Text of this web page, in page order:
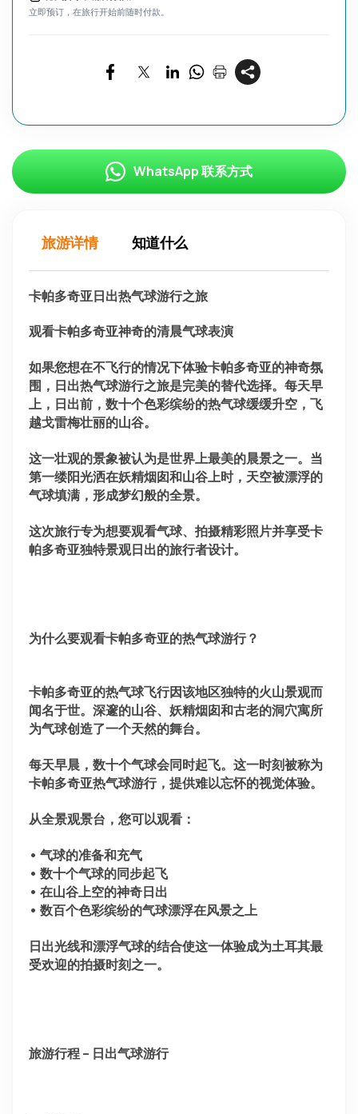
旅游详情 知道什么
卡帕多奇亚日出热气球游行之旅
观看卡帕多奇亚神奇的清晨气球表演
如果您想在不飞行的情况下体验卡帕多奇亚的神奇氛
围，日出热气球游行之旅是完美的替代选择。每天早
上，日出前，数十个色彩缤纷的热气球缓缓升空，飞
越戈雷梅壮丽的山谷。
这一壮观的景象被认为是世界上最美的晨景之一。当
第一缕阳光洒在妖精烟囱和山谷上时，天空被漂浮的
气球填满，形成梦幻般的全景。
这次旅行专为想要观看气球、拍摄精彩照片并享受卡
帕多奇亚独特景观日出的旅行者设计。
为什么要观看卡帕多奇亚的热气球游行？
卡帕多奇亚的热气球飞行因该地区独特的火山景观而
闻名于世。深邃的山谷、妖精烟囱和古老的洞穴寓所
为气球创造了一个天然的舞台。
每天早晨，数十个气球会同时起飞。这一时刻被称为
卡帕多奇亚热气球游行，提供难以忘怀的视觉体验。
从全景观景台，您可以观看：
• 气球的准备和充气
• 数十个气球的同步起飞
• 在山谷上空的神奇日出
• 数百个色彩缤纷的气球漂浮在风景之上
日出光线和漂浮气球的结合使这一体验成为土耳其最
受欢迎的拍摄时刻之一。
旅游行程 – 日出气球游行
立即预订，在旅行开始前随时付款。
WhatsApp 联系方式